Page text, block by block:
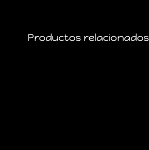
Productos relacionados